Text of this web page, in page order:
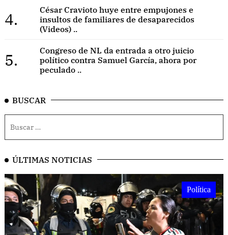
4.
César Cravioto huye entre empujones e
insultos de familiares de desaparecidos
(Videos) ..
5.
Congreso de NL da entrada a otro juicio
político contra Samuel García, ahora por
peculado ..
BUSCAR
ÚLTIMAS NOTICIAS
Política